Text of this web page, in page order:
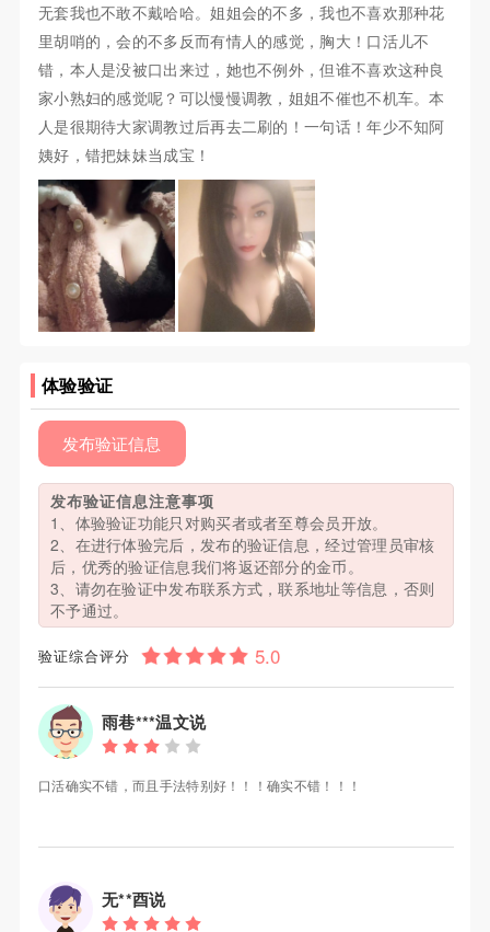
无套我也不敢不戴哈哈。姐姐会的不多，我也不喜欢那种花
里胡哨的，会的不多反而有情人的感觉，胸大！口活儿不
错，本人是没被口出来过，她也不例外，但谁不喜欢这种良
家小熟妇的感觉呢？可以慢慢调教，姐姐不催也不机车。本
人是很期待大家调教过后再去二刷的！一句话！年少不知阿
姨好，错把妹妹当成宝！
体验验证
发布验证信息
发布验证信息注意事项
1、体验验证功能只对购买者或者至尊会员开放。
2、在进行体验完后，发布的验证信息，经过管理员审核
后，优秀的验证信息我们将返还部分的金币。
3、请勿在验证中发布联系方式，联系地址等信息，否则
不予通过。
验证综合评分
雨巷***温文说
口活确实不错，而且手法特别好！！！确实不错！！！
无**酉说